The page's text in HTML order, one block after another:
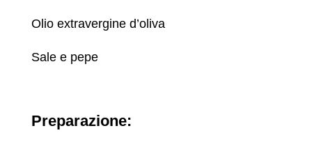
Olio extravergine d’oliva
Sale e pepe
Preparazione: